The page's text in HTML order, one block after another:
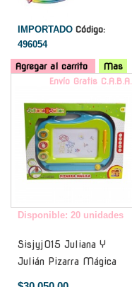
IMPORTADO Código:
496054
Agregar al carrito Mas
Envío Gratis C.A.B.A.
Disponible: 20 unidades
Sisjyj015 Juliana Y
Julián Pizarra Mágica